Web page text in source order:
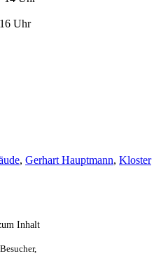
Uhr
, Gerhart Hauptmann, Kloster
Inhalt